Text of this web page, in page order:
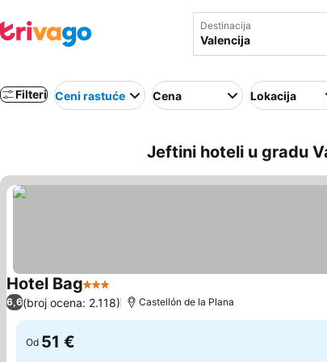
Destinacija
Filteri Ceni rastuće Cena Lokacija
Jeftini hoteli u gradu
Hotel Bag3 ZvezdicePogledaj cene
6,6(broj ocena: 2.118) Castellón de la Plana
Od 51 €